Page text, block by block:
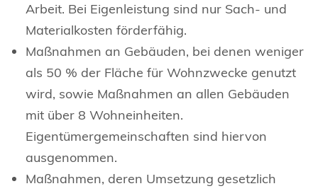
Arbeit. Bei Eigenleistung sind nur Sach- und
Materialkosten förderfähig.
Maßnahmen an Gebäuden, bei denen weniger
als 50 % der Fläche für Wohnzwecke genutzt
wird, sowie Maßnahmen an allen Gebäuden
mit über 8 Wohneinheiten.
Eigentümergemeinschaften sind hiervon
ausgenommen.
Maßnahmen, deren Umsetzung gesetzlich